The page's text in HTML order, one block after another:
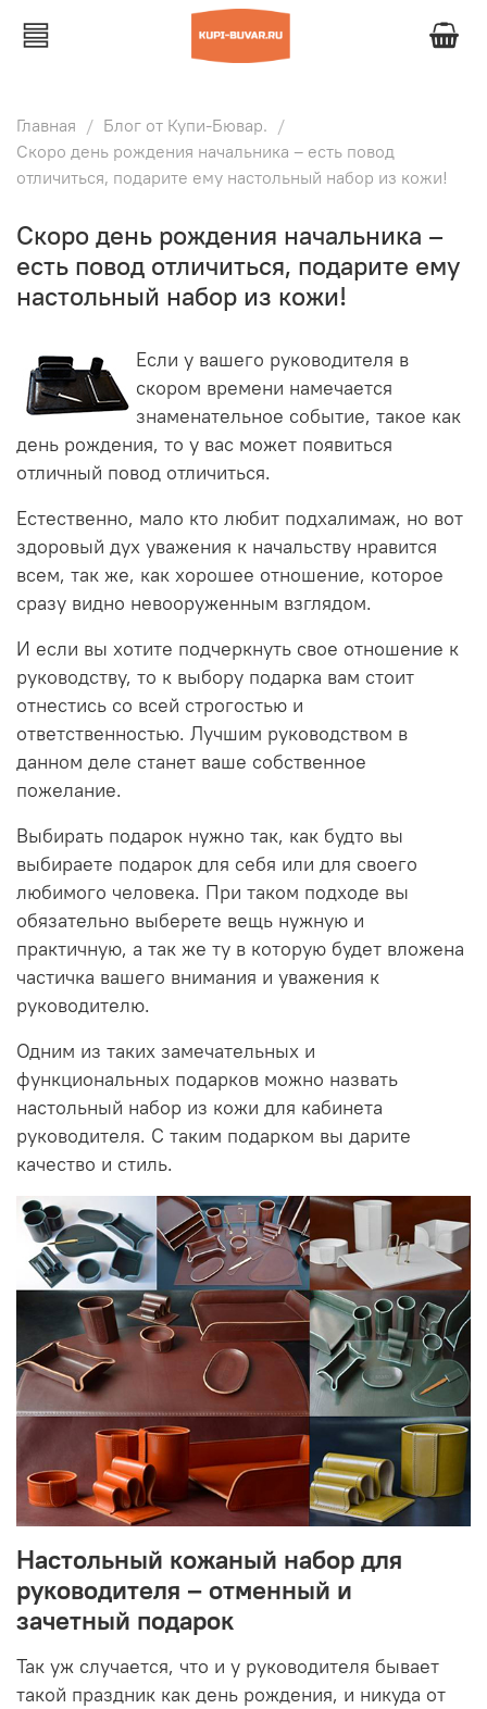
Главная
Блог от Купи-Бювар.
Скоро день рождения начальника – есть повод
отличиться, подарите ему настольный набор из кожи!
Скоро день рождения начальника –
есть повод отличиться, подарите ему
настольный набор из кожи!
Если у вашего руководителя в
скором времени намечается
знаменательное событие, такое как
день рождения, то у вас может появиться
отличный повод отличиться.
Естественно, мало кто любит подхалимаж, но вот
здоровый дух уважения к начальству нравится
всем, так же, как хорошее отношение, которое
сразу видно невооруженным взглядом.
И если вы хотите подчеркнуть свое отношение к
руководству, то к выбору подарка вам стоит
отнестись со всей строгостью и
ответственностью. Лучшим руководством в
данном деле станет ваше собственное
пожелание.
Выбирать подарок нужно так, как будто вы
выбираете подарок для себя или для своего
любимого человека. При таком подходе вы
обязательно выберете вещь нужную и
практичную, а так же ту в которую будет вложена
частичка вашего внимания и уважения к
руководителю.
Одним из таких замечательных и
функциональных подарков можно назвать
настольный набор из кожи для кабинета
руководителя. С таким подарком вы дарите
качество и стиль.
Настольный кожаный набор для
руководителя – отменный и
зачетный подарок
Так уж случается, что и у руководителя бывает
такой праздник как день рождения, и никуда от